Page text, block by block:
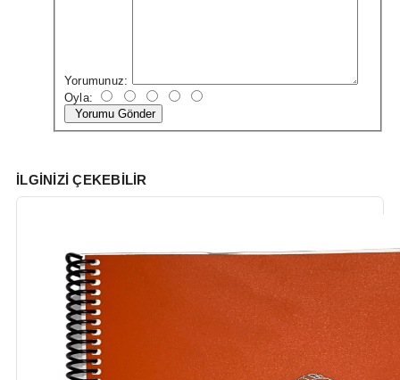
Yorumunuz:
Oyla:
Yorumu Gönder
İLGINIZI ÇEKEBILIR